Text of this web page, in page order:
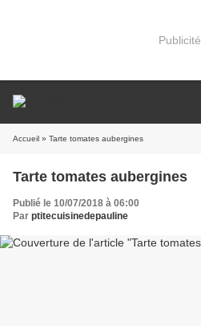
Publicité
Accueil » Tarte tomates aubergines
Tarte tomates aubergines
Publié le 10/07/2018 à 06:00
Par ptitecuisinedepauline